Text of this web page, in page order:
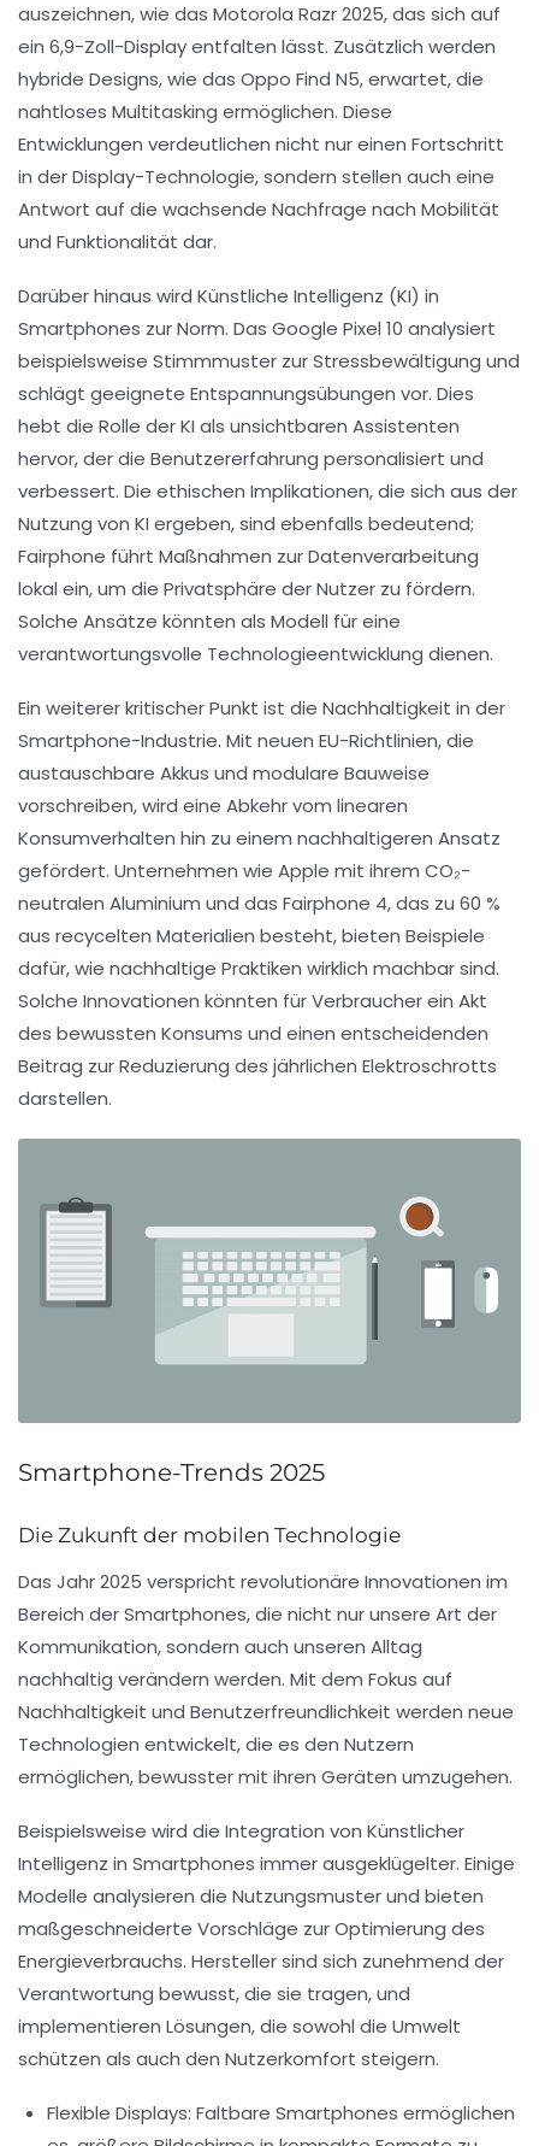
auszeichnen, wie das Motorola Razr 2025, das sich auf
ein 6,9-Zoll-Display entfalten lässt. Zusätzlich werden
hybride Designs, wie das Oppo Find N5, erwartet, die
nahtloses Multitasking ermöglichen. Diese
Entwicklungen verdeutlichen nicht nur einen Fortschritt
in derDisplay-Technologie, sondern stellen auch eine
Antwort auf die wachsende Nachfrage nach Mobilität
und Funktionalität dar.
Darüber hinaus wird Künstliche Intelligenz (KI) in
Smartphones zur Norm. Das Google Pixel 10 analysiert
beispielsweise Stimmmuster zur Stressbewältigung und
schlägt geeignete Entspannungsübungen vor. Dies
hebt die Rolle der KI als unsichtbaren Assistenten
hervor, der die Benutzererfahrung personalisiert und
verbessert. Die ethischen Implikationen, die sich aus der
Nutzung von KI ergeben, sind ebenfalls bedeutend;
Fairphone führt Maßnahmen zur Datenverarbeitung
lokal ein, um die Privatsphäre der Nutzer zu fördern.
Solche Ansätze könnten als Modell für eine
verantwortungsvolle Technologieentwicklung dienen.
Ein weiterer kritischer Punkt ist die Nachhaltigkeit in der
Smartphone-Industrie. Mit neuen EU-Richtlinien, die
austauschbare Akkus und modulare Bauweise
vorschreiben, wird eine Abkehr vom linearen
Konsumverhalten hin zu einem nachhaltigeren Ansatz
gefördert. Unternehmen wie Apple mit ihrem CO₂-
neutralen Aluminium und das Fairphone 4, das zu 60 %
aus recycelten Materialien besteht, bieten Beispiele
dafür, wie nachhaltige Praktiken wirklich machbar sind.
Solche Innovationen könnten für Verbraucher ein Akt
des bewussten Konsums und einen entscheidenden
Beitrag zur Reduzierung des jährlichen Elektroschrotts
darstellen.
Smartphone-Trends 2025
Die Zukunft der mobilen Technologie
Das Jahr 2025 verspricht revolutionäre Innovationen im
Bereich der Smartphones, die nicht nur unsere Art der
Kommunikation, sondern auch unseren Alltag
nachhaltig verändern werden. Mit dem Fokus auf
Nachhaltigkeit und Benutzerfreundlichkeit werden neue
Technologien entwickelt, die es den Nutzern
ermöglichen, bewusster mit ihren Geräten umzugehen.
Beispielsweise wird die Integration von Künstlicher
Intelligenz in Smartphones immer ausgeklügelter. Einige
Modelle analysieren die Nutzungsmuster und bieten
maßgeschneiderte Vorschläge zur Optimierung des
Energieverbrauchs. Hersteller sind sich zunehmend der
Verantwortung bewusst, die sie tragen, und
implementieren Lösungen, die sowohl die Umwelt
schützen als auch den Nutzerkomfort steigern.
Flexible Displays: Faltbare Smartphones ermöglichen